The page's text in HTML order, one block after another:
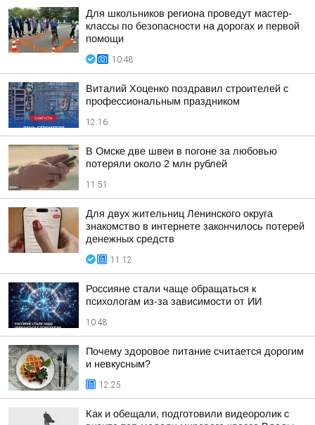
Для школьников региона проведут мастер-
классы по безопасности на дорогах и первой
помощи
10:48
Виталий Хоценко поздравил строителей с
профессиональным праздником
12:16
В Омске две швеи в погоне за любовью
потеряли около 2 млн рублей
11:51
Для двух жительниц Ленинского округа
знакомство в интернете закончилось потерей
денежных средств
11:12
Россияне стали чаще обращаться к
психологам из-за зависимости от ИИ
10:48
Почему здоровое питание считается дорогим
и невкусным?
12:25
Как и обещали, подготовили видеоролик с